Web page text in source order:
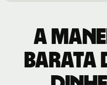
A
barata